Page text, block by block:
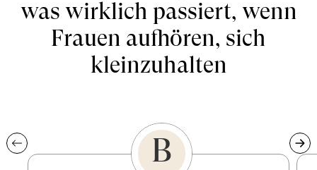
was wirklich passiert, wenn
Frauen aufhören, sich
kleinzuhalten
B